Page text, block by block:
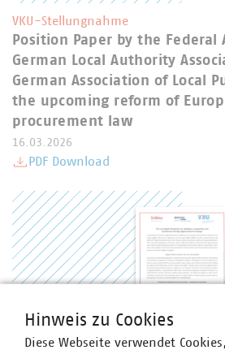
VKU-Stellungnahme
Position Paper by the Federal
German Local Authority
German Association of Local
the upcoming reform of
procurement law
16.03.2026
PDF Download
Hinweis zu Cookies
Diese Webseite verwendet